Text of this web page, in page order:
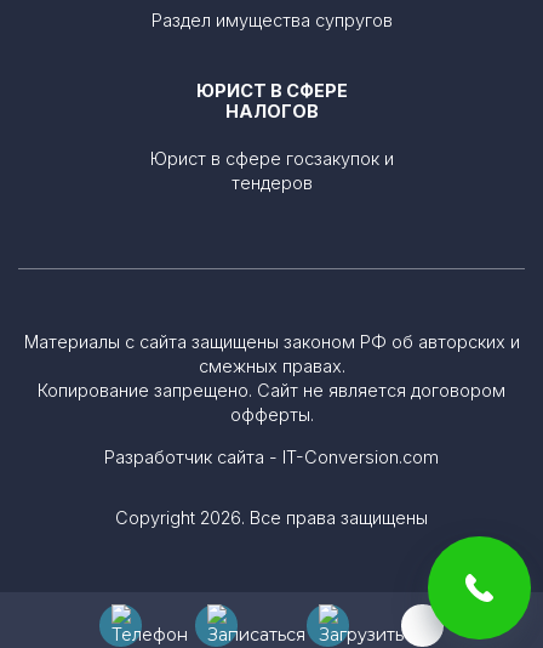
Раздел имущества супругов
ЮРИСТ В СФЕРЕ
НАЛОГОВ
Юрист в сфере госзакупок и
тендеров
Материалы с сайта защищены законом РФ об авторских и
смежных правах.
Копирование запрещено. Сайт не является договором
офферты.
Разработчик сайта - IT-Conversion.com
Copyright 2026. Все права защищены